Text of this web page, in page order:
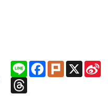
Line Facebook
PlurkX
Threads